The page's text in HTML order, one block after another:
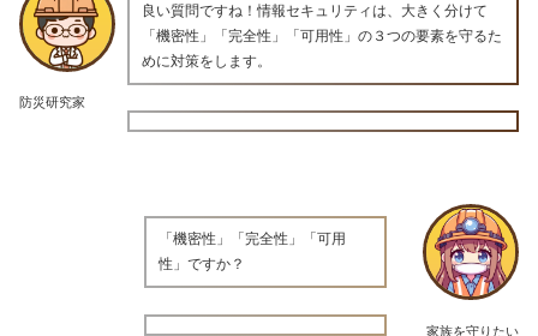
防災研究家
良い質問ですね！情報セキュリティは、大きく分けて
「機密性」「完全性」「可用性」の３つの要素を守るた
めに対策をします。
家族を守りたい
「機密性」「完全性」「可用
性」ですか？